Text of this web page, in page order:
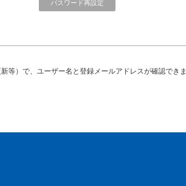
等）で、ユーザー名と登録メールアドレスが確認できま